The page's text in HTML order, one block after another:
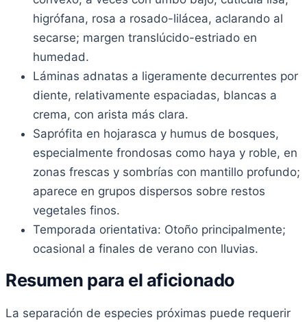
higrófana, rosa a rosado-lilácea, aclarando al
secarse; margen translúcido-estriado en
humedad.
Láminas adnatas a ligeramente decurrentes por
diente, relativamente espaciadas, blancas a
crema, con arista más clara.
Saprófita en hojarasca y humus de bosques,
especialmente frondosas como haya y roble, en
zonas frescas y sombrías con mantillo profundo;
aparece en grupos dispersos sobre restos
vegetales finos.
Temporada orientativa: Otoño principalmente;
ocasional a finales de verano con lluvias.
Resumen para el aficionado
La separación de especies próximas puede requerir